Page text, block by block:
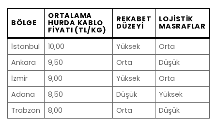
BÖLGE
ORTALAMA
HURDA KABLO
FIYATI (TL/KG)
REKABET
DÜZEYI
LOJISTIK
MASRAFLAR
İstanbul 10,00 Yüksek
Orta
Ankara
9,50 Orta
Düşük
İzmir
9,00 Yüksek
Orta
Adana
8,50 Düşük
Yüksek
Trabzon
8,00 Orta Düşük